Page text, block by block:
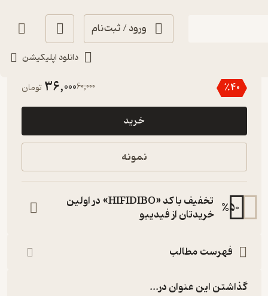
ورود / ثبت‌نام
دانلود اپلیکیشن
٪40
60,000
36,000 تومان
خرید
نمونه
%50
تخفیف با کد «HIFIDIBO» در اولین
خریدتان از فیدیبو
فهرست مطالب
گذاشتن این عنوان در...